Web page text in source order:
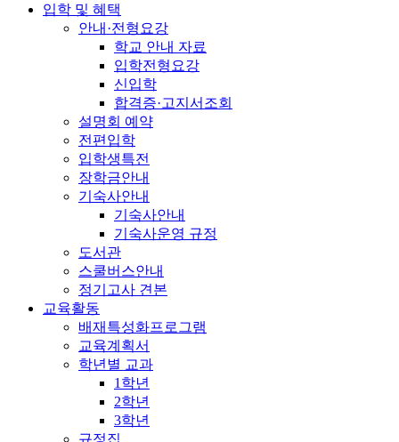
입학 및 혜택
안내·전형요강
학교 안내 자료
입학전형요강
신입학
합격증·고지서조회
설명회 예약
전편입학
입학생특전
장학금안내
기숙사안내
기숙사안내
기숙사운영 규정
도서관
스쿨버스안내
정기고사 견본
교육활동
배재특성화프로그램
교육계획서
학년별 교과
1학년
2학년
3학년